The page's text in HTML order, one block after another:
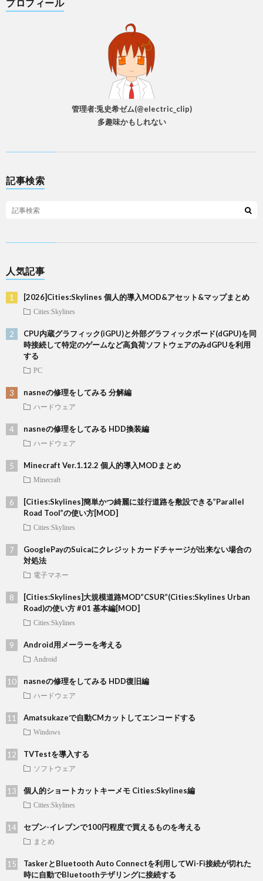
プロフィール
管理者:兎史希ゼム(@electric_clip)
多趣味かもしれない
記事検索
人気記事
[2026]Cities:Skylines 個人的導入MOD&アセット&マップまとめ
Cities:Skylines
CPU内蔵グラフィック(iGPU)と外部グラフィックボード(dGPU)を同
時接続して特定のゲームなど高負荷ソフトウェアのみdGPUを利用
する
PC
nasneの修理をしてみる 分解編
ハードウェア
nasneの修理をしてみる HDD換装編
ハードウェア
Minecraft Ver.1.12.2 個人的導入MODまとめ
Minecraft
[Cities:Skylines]簡単かつ綺麗に並行道路を敷設できる”Parallel
Road Tool”の使い方[MOD]
Cities:Skylines
GooglePayのSuicaにクレジットカードチャージが出来ない場合の
対処法
電子マネー
[Cities:Skylines]大規模道路MOD”CSUR”(Cities:Skylines Urban
Road)の使い方 #01 基本編[MOD]
Cities:Skylines
Android用メーラーを考える
Android
nasneの修理をしてみる HDD復旧編
ハードウェア
Amatsukazeで自動CMカットしてエンコードする
Windows
TVTestを導入する
ソフトウェア
個人的ショートカットキーメモ Cities:Skylines編
Cities:Skylines
セブン-イレブンで100円程度で買えるものを考える
まとめ
TaskerとBluetooth Auto Connectを利用してWi-Fi接続が切れた
時に自動でBluetoothテザリングに接続する